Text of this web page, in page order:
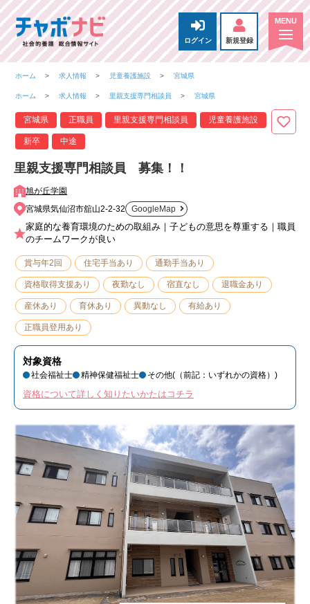
ログイン 新規登録
ホーム 求人情報 児童養護施設 宮城県
ホーム 求人情報 里親支援専門相談員 宮城県
宮城県 正職員 里親支援専門相談員 児童養護施設
新卒 中途
里親支援専門相談員 募集！！
旭が丘学園
宮城県気仙沼市舘山2-2-32
GoogleMap
家庭的な養育環境のための取組み｜子どもの意思を尊重する｜職員
のチームワークが良い
賞与年2回 住宅手当あり 通勤手当あり
資格取得支援あり 夜勤なし 宿直なし 退職金あり
産休あり 育休あり 異動なし 有給あり
正職員登用あり
対象資格
社会福祉士 精神保健福祉士 その他(（前記：いずれかの資格）)
資格について詳しく知りたいかたはコチラ